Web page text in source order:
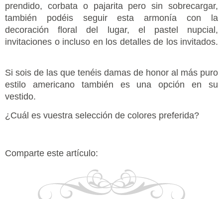
prendido, corbata o pajarita pero sin sobrecargar,
también podéis seguir esta armonía con la
decoración floral del lugar, el pastel nupcial,
invitaciones o incluso en los detalles de los invitados.
Si sois de las que tenéis damas de honor al más puro
estilo americano también es una opción en su
vestido.
¿Cuál es vuestra selección de colores preferida?
Comparte este artículo: